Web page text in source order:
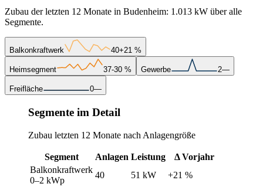
Zubau der letzten 12 Monate in Budenheim: 1.013 kW über alle
Segmente.
Balkonkraftwerk 40+21 %
Heimsegment 37-30 % Gewerbe 2—
Freifläche 0—
Segmente im Detail
Zubau letzten 12 Monate nach Anlagengröße
Segment Anlagen Leistung
Δ Vorjahr
Balkonkraftwerk
0–2 kWp
40 51 kW
+21 %